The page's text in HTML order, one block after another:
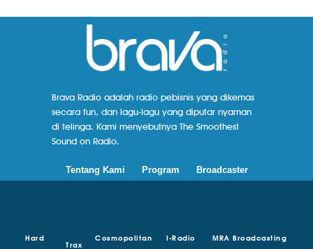
Brava Radio adalah radio pebisnis yang dikemas
secara fun, dan lagu-lagu yang diputar nyaman
di telinga. Kami menyebutnya The Smoothest
Sound on Radio.
Tentang Kami Program Broadcaster
Hard
Trax
Cosmopolitan
I-Radio
MRA Broadcasting